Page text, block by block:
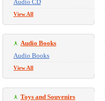
Audio CD
View All
Audio Books
Audio Books
View All
Toys and Souvenirs